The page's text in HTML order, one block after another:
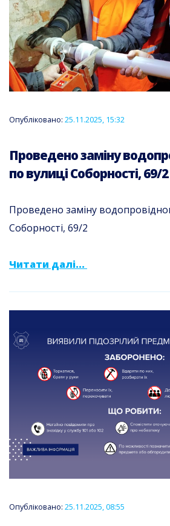
Опубліковано: 25.11.2025, 15:32
Проведено заміну
по вулиці Соборності, 69/2
Проведено заміну
Соборності, 69/2
Читати далі...
Опубліковано: 25.11.2025, 08:55